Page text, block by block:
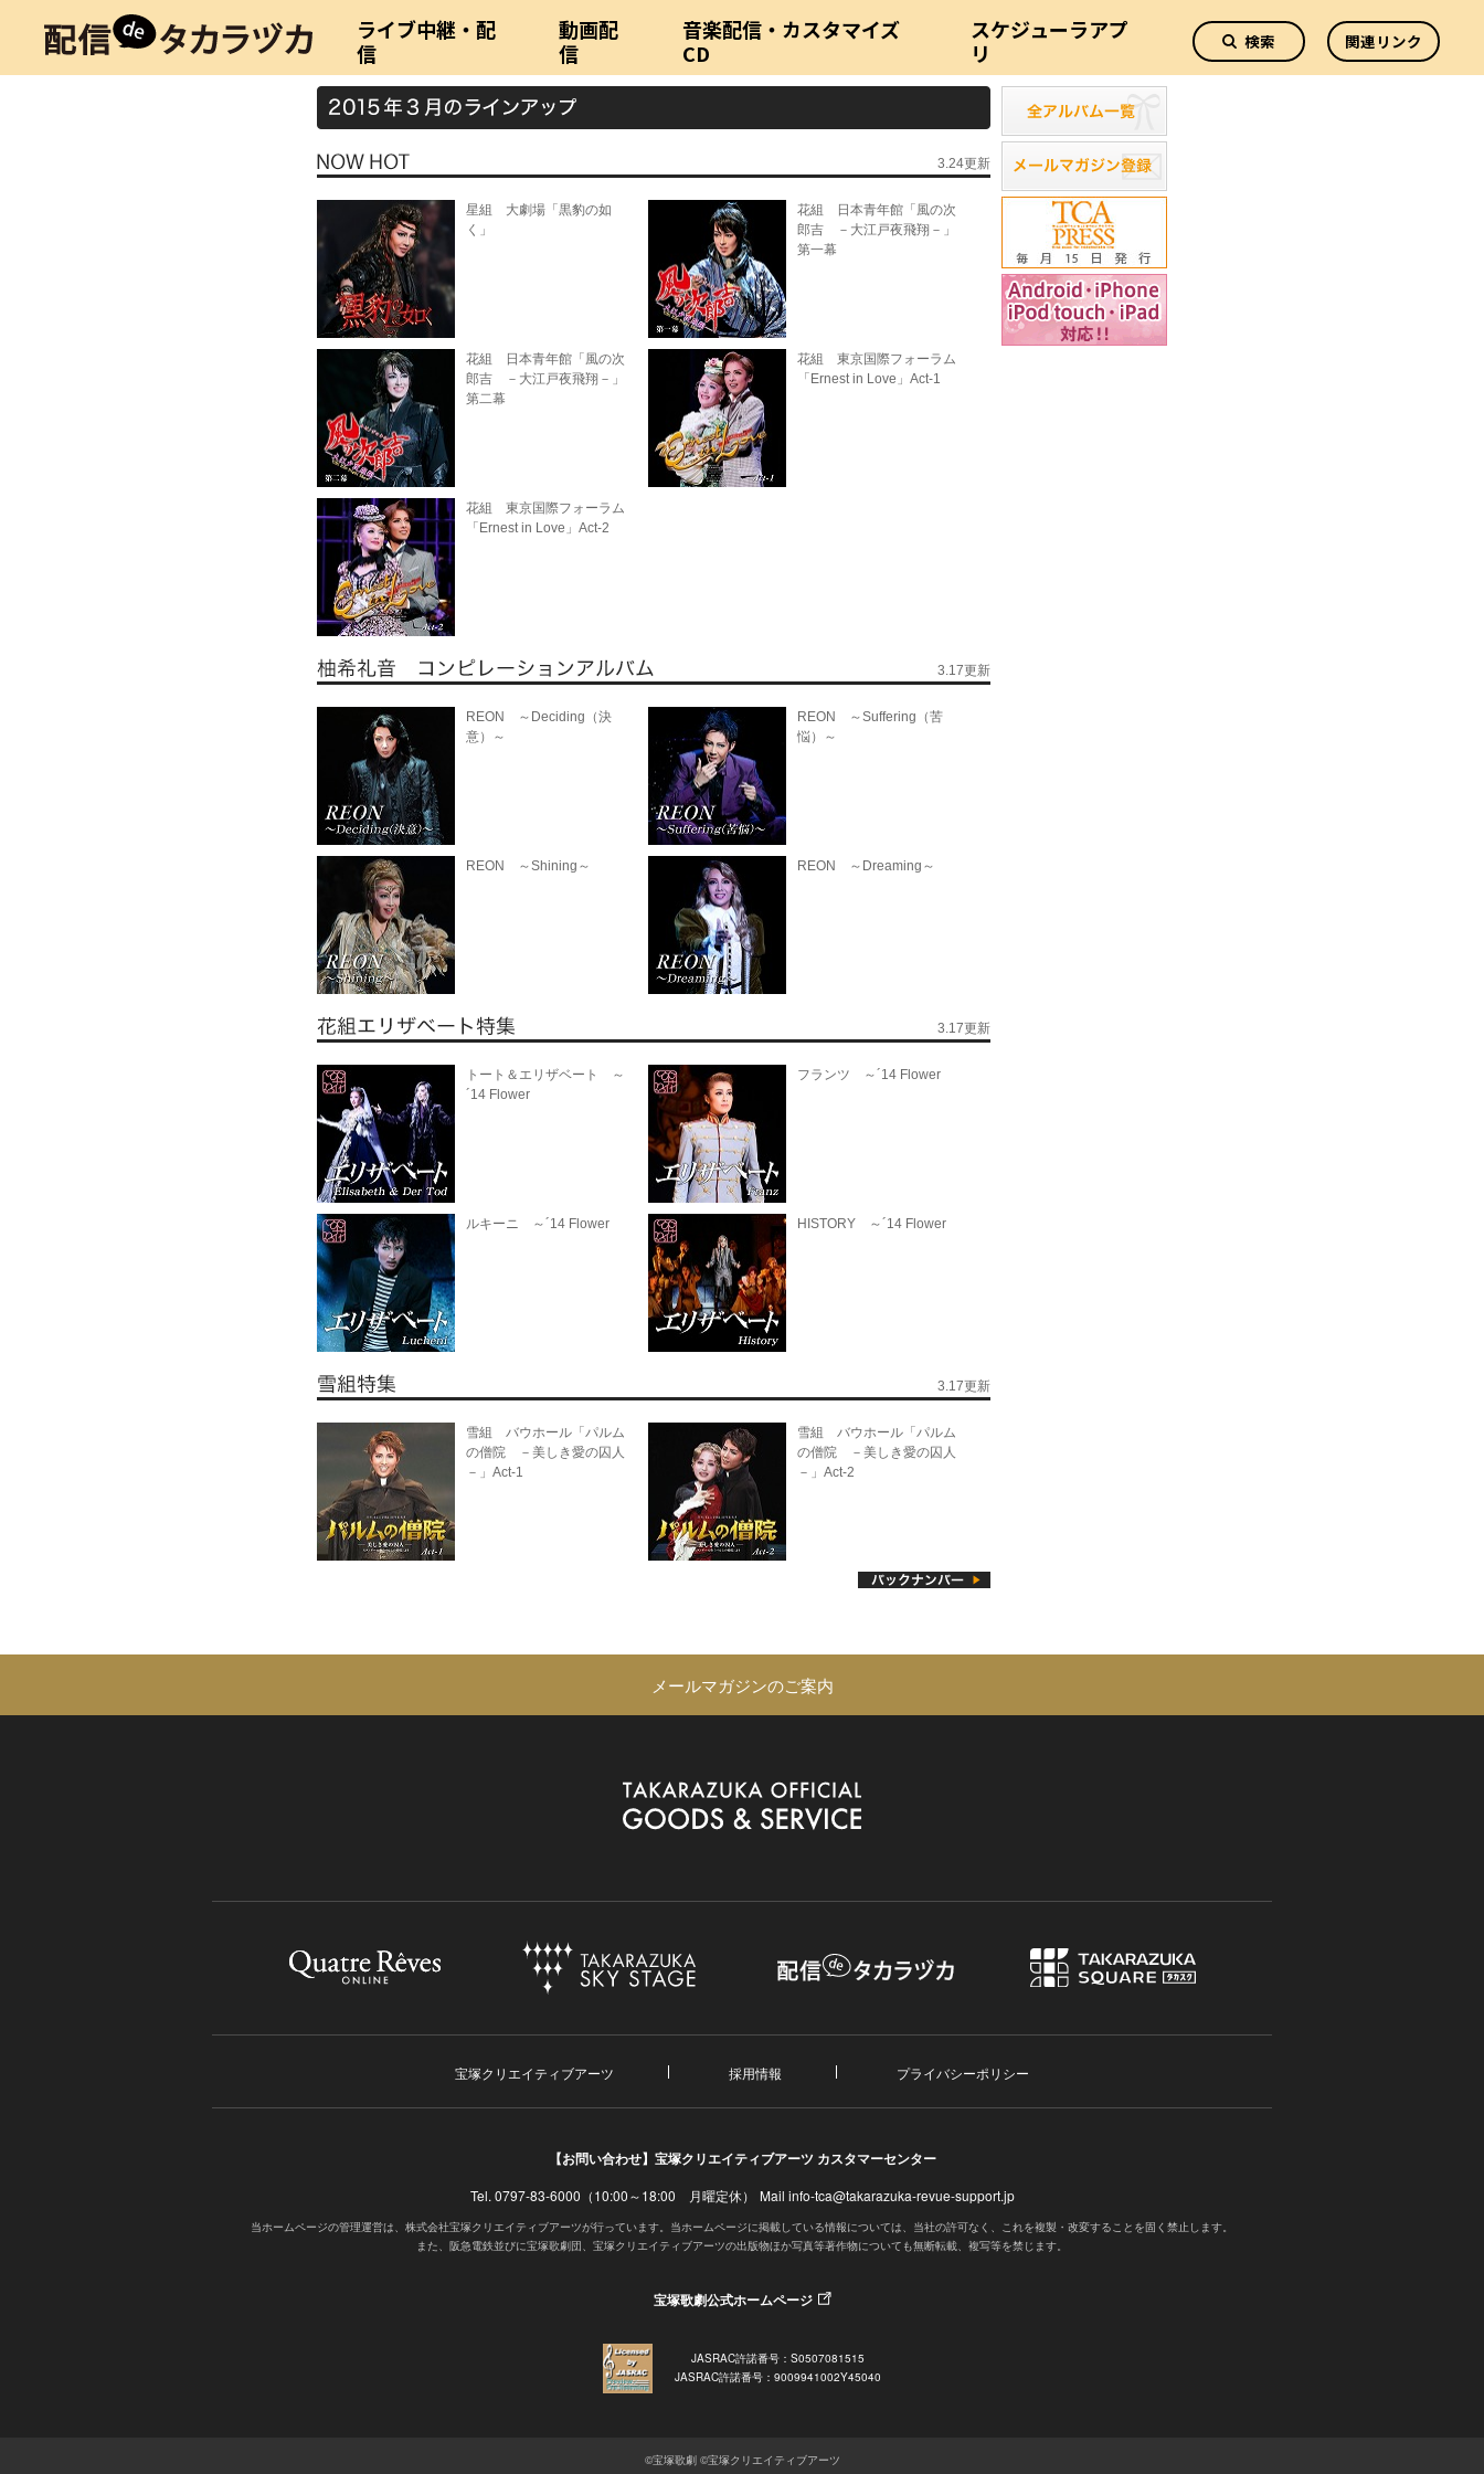
ライブ中継・配
信
動画配
信
音楽配信・カスタマイズ
CD
スケジューラアプ
リ
検索 関連リンク
3.24更新
星組 大劇場「黒豹の如
く」
花組 日本青年館「風の次
郎吉 －大江戸夜飛翔－」
第一幕
花組 日本青年館「風の次
郎吉 －大江戸夜飛翔－」
第二幕
花組 東京国際フォーラム
「Ernest in Love」Act-1
花組 東京国際フォーラム
「Ernest in Love」Act-2
3.17更新
REON ～Deciding（決
意）～
REON ～Suffering（苦
悩）～
REON ～Shining～ REON ～Dreaming～
3.17更新
トート＆エリザベート ～
´14 Flower
フランツ ～´14 Flower
ルキーニ ～´14 Flower HISTORY ～´14 Flower
3.17更新
雪組 バウホール「パルム
の僧院 －美しき愛の囚人
－」Act-1
雪組 バウホール「パルム
の僧院 －美しき愛の囚人
－」Act-2
メールマガジンのご案内
宝塚クリエイティブアーツ 採用情報 プライバシーポリシー
【お問い合わせ】 宝塚クリエイティブアーツ カスタマーセンター
Tel. 0797-83-6000（10:00～18:00 月曜定休） Mail info-tca@takarazuka-revue-support.jp
当ホームページの管理運営は、株式会社宝塚クリエイティブアーツが行っています。当ホームページに掲載している情報については、当社の許可なく、これを複製・改変することを固く禁止します。
また、阪急電鉄並びに宝塚歌劇団、宝塚クリエイティブアーツの出版物ほか写真等著作物についても無断転載、複写等を禁じます。
宝塚歌劇公式ホームページ
JASRAC許諾番号：S0507081515
JASRAC許諾番号：9009941002Y45040
©宝塚歌劇 ©宝塚クリエイティブアーツ